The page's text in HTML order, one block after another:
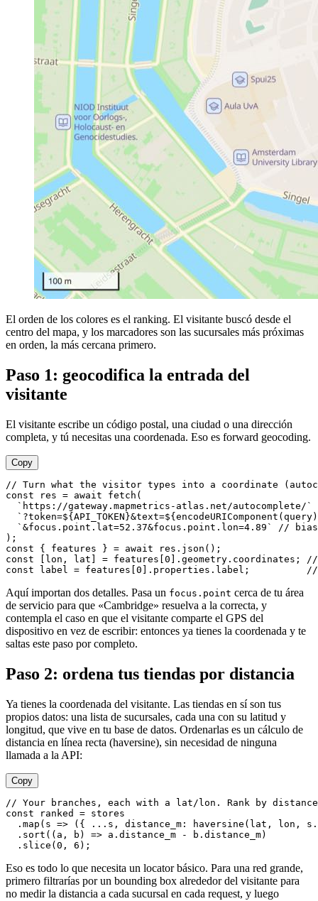
El orden de los colores es el ranking. El visitante buscó desde el
centro del mapa, y los marcadores son las sucursales más próximas
en orden, la más cercana primero.
Paso 1: geocodifica la entrada del
visitante
El visitante escribe un código postal, una ciudad o una dirección
completa, y tú necesitas una coordenada. Eso es forward geocoding.
Copy
// Turn what the visitor types into a coordinate
const res = await fetch (
`https://gateway.mapmetrics-atlas.net/autocomplete/`
`?token=${API_TOKEN}&text=${ encodeURIComponent
`&focus.point.lat=52.37&focus.point.lon=4.89`
// bias
const { features } = await res. json
const [lon, lat] = features[ 0 ]. geometry . coordinates ;
const label = features[ 0 ]. properties . label ; //
Aquí importan dos detalles. Pasa un focus.point cerca de tu área
de servicio para que «Cambridge» resuelva a la correcta, y
contempla el caso en que el visitante comparte el GPS del
dispositivo en vez de escribir: entonces ya tienes la coordenada y te
saltas este paso por completo.
Paso 2: ordena tus tiendas por distancia
Ya tienes la coordenada del visitante. Las tiendas en sí son tus
propios datos: una lista de sucursales, cada una con su latitud y
longitud, que vive en tu base de datos. Ordenarlas es un cálculo de
distancia en línea recta (haversine), sin necesidad de ninguna
llamada a la API:
Copy
// Your branches, each with a lat/lon. Rank by
const ranked = stores
  .
map ( s => ({ ...s, distance_m : haversine (lat, lon, s.
  .
sort ( ( a, b ) => a. distance_m - b. distance_m)
  .
slice (0 , 6
Eso es todo lo que necesita un locator básico. Para una red grande,
primero filtrarías por un bounding box alrededor del visitante para
no medir la distancia a cada sucursal en cada request, y luego